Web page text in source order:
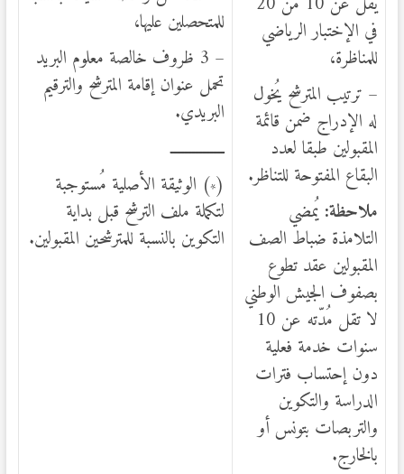
في الإختبار الرياضي
للمناظرة،
– ترتيب المترشح يُخول
له الإدراج ضمن قائمة
المقبولين طبقا لعدد
البقاع المفتوحة للتناظر.
ملاحظة: يُمضي
التلامذة ضباط الصف
المقبولين عقد تطوع
بصفوف الجيش الوطني
لا تقل مُدّته عن 10
سنوات خدمة فعلية
دون إحتساب فترات
الدراسة والتكوين
والتربصات بتونس أو
بالخارج.
للمتحصلين عليها،
– 3 ظروف خالصة معلوم البريد
تحمل عنوان إقامة المترشح والترقيم
البريدي.
ـــــــــــــــ
(
*) الوثيقة الأصلية مُستوجبة
لتكملة ملف الترشح قبل بداية
التكوين بالنسبة للمترشحين المقبولين.